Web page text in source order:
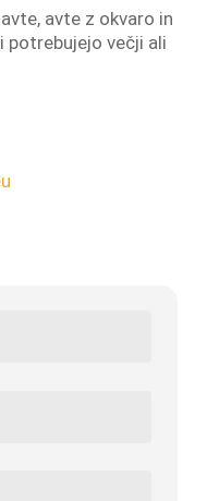
avte z okvaro in
potrebujejo večji ali